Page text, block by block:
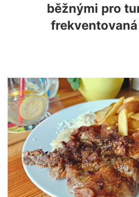
běžnými pro